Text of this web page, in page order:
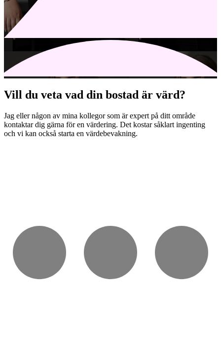
Vill du veta vad din bostad är värd?
Jag eller någon av mina kollegor som är expert på ditt område
kontaktar dig gärna för en värdering. Det kostar såklart ingenting
och vi kan också starta en värdebevakning.